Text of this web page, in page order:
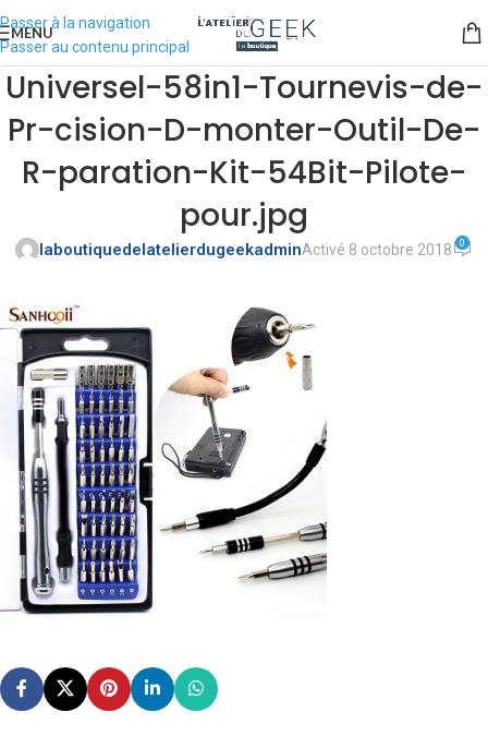
Passer à la navigation
Passer au contenu principal
MENU
Universel-58in1-Tournevis-de-
Pr-cision-D-monter-Outil-De-
R-paration-Kit-54Bit-Pilote-
pour.jpg
laboutiquedelatelierdugeekadminActivé 8 octobre 2018 0